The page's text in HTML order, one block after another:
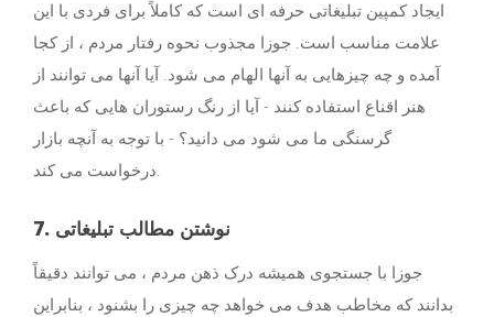
ایجاد کمپین تبلیغاتی حرفه ای است که کاملاً برای فردی با این
علامت مناسب است. جوزا مجذوب نحوه رفتار مردم ، از كجا
آمده و چه چیزهایی به آنها الهام می شود. آیا آنها می توانند از
هنر اقناع استفاده کنند - آیا از رنگ رستوران هایی که باعث
گرسنگی ما می شود می دانید؟ - با توجه به آنچه بازار
درخواست می کند.
7. نوشتن مطالب تبلیغاتی
جوزا با جستجوی همیشه درک ذهن مردم ، می توانند دقیقاً
بدانند که مخاطب هدف می خواهد چه چیزی را بشنود ، بنابراین